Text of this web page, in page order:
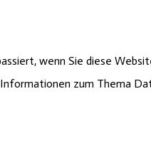
wenn Sie diese
zum Thema